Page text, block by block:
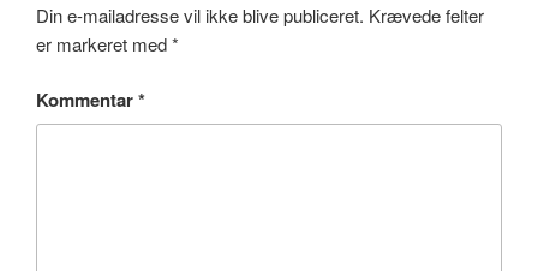
Din e-mailadresse vil ikke blive publiceret. Krævede felter
er markeret med*
Kommentar*